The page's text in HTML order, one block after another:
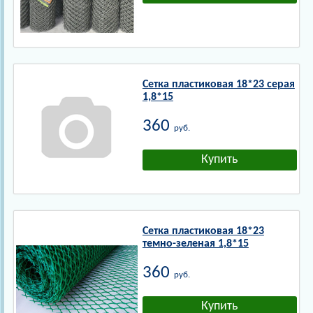
Сетка пластиковая 18*23 серая
1,8*15
360 руб.
Сетка пластиковая 18*23
темно-зеленая 1,8*15
360 руб.